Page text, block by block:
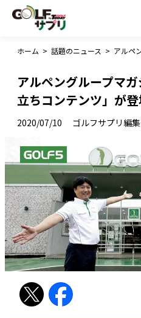
ホーム > 話題のニュース >
アルペングループマ
立ちコンテンツ」が
2020/07/10 ゴルフサプリ編